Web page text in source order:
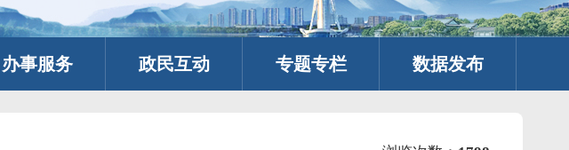
办事服务 政民互动 专题专栏 数据发布